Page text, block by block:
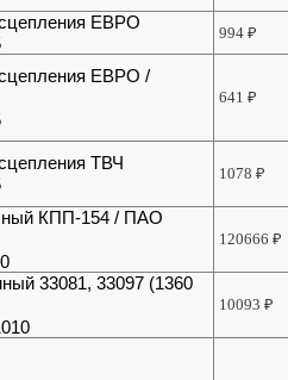
ЕВРО
994₽
ЕВРО /
641₽
ТВЧ
1078₽
КПП-154 / ПАО
120666₽
33081, 33097 (1360
10093₽